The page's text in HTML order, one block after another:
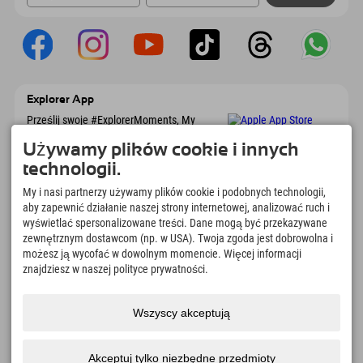
Explorer App
Prześlij swoje #ExplorerMoments, My
marzeń, przeglądem restauracji i wieloma
innymi. Pobierz teraz!
Czas na chwile odkrywcy
166
Jeziora górskie i baseny
rekreacyjne
4.634km
Stoki do jazdy na nartach i
snowboardzie
8.991km
wędrówek i wspinaczki
Używamy plików cookie i innych
technologii.
My i nasi partnerzy używamy plików cookie i podobnych technologii,
aby zapewnić działanie naszej strony internetowej, analizować ruch i
wyświetlać spersonalizowane treści. Dane mogą być przekazywane
zewnętrznym dostawcom (np. w USA). Twoja zgoda jest dobrowolna i
możesz ją wycofać w dowolnym momencie. Więcej informacji
znajdziesz w naszej polityce prywatności.
Wszyscy akceptują
Akceptuj tylko niezbędne przedmioty